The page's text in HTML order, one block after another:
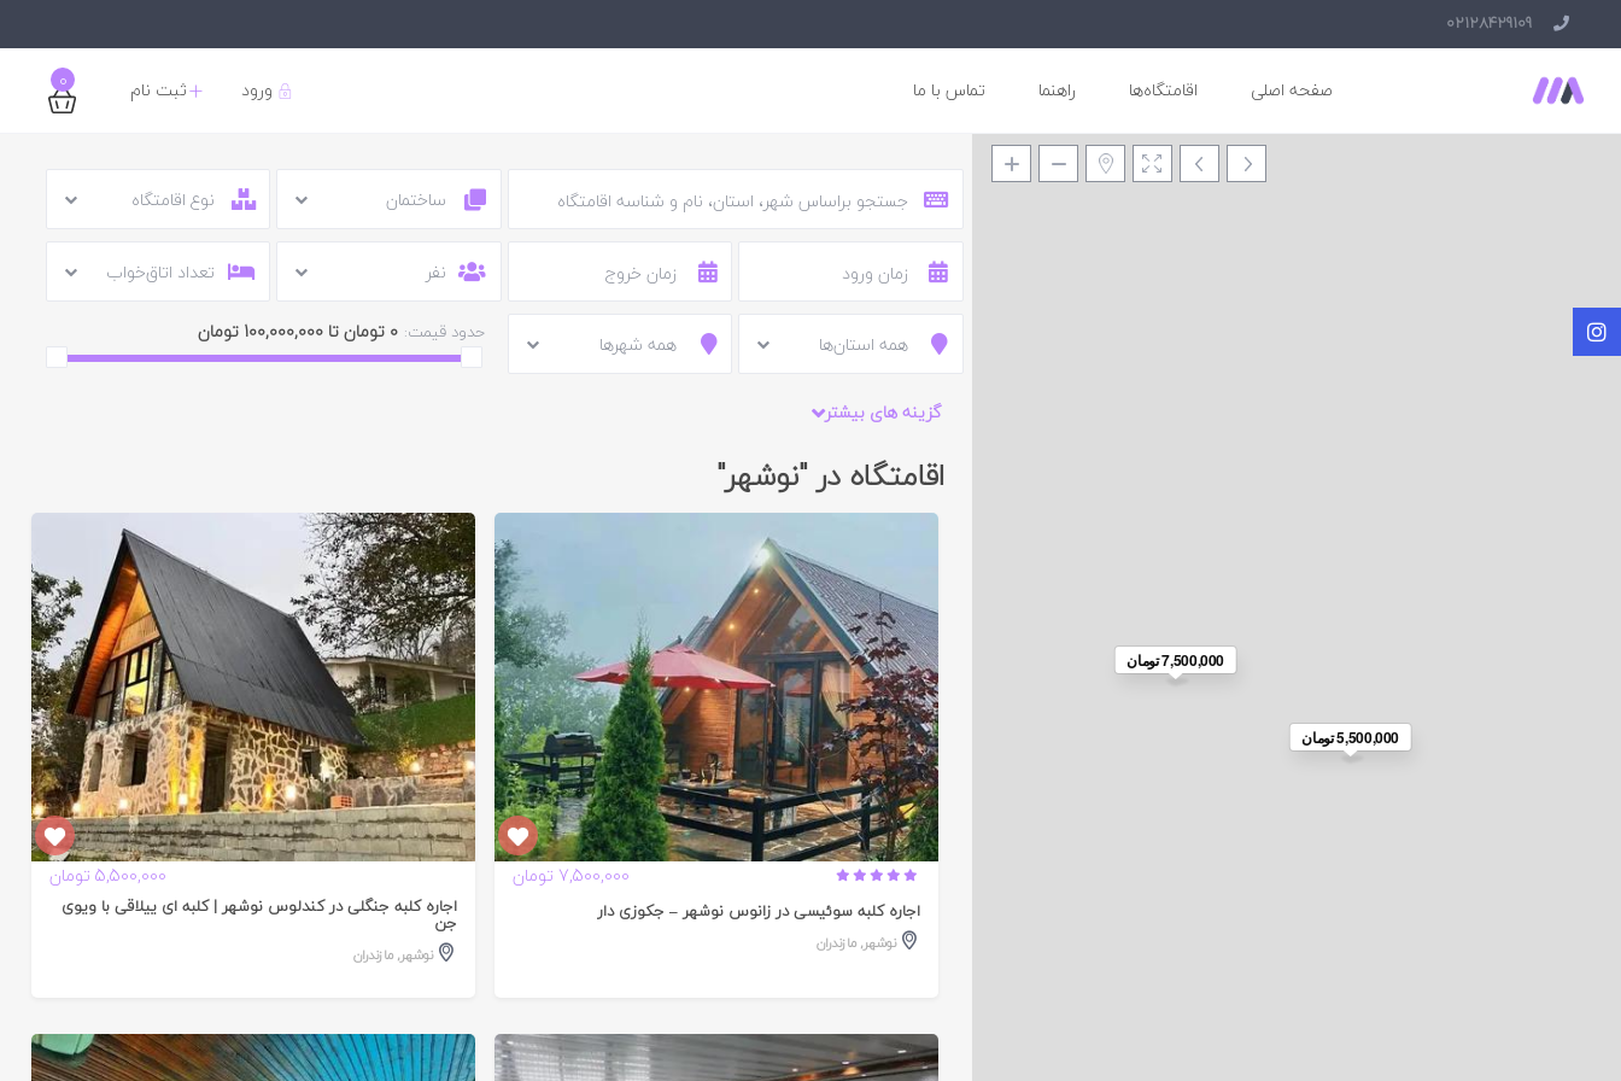
02128429109
0 ورود ثبت نام صفحه اصلی اقامتگاه‌ها راهنما تماس با ما
7,500,000 تومان
5,500,000 تومان
ساختمان نوع اقامتگاه
نفر تعداد اتاق‌خواب
همه استان‌ها همه شهرها حدود قیمت: 0 تومان تا 100,000,000 تومان
گزینه های بیشتر
اقامتگاه در "نوشهر"
7,500,000 تومان
اجاره کلبه سوئیسی در زانوس نوشهر – جکوزی دار
نوشهر,مازندران
5,500,000 تومان
تایید
شده
اجاره کلبه جنگلی در کندلوس نوشهر | کلبه ای ییلاقی با ویوی
جن
نوشهر,مازندران
تایید